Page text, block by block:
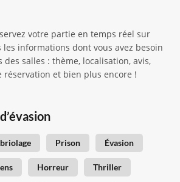
votre partie en temps réel sur
les informations dont vous avez besoin
salles : thème, localisation, avis,
réservation et bien plus encore !
Prison Évasion
Horreur Thriller